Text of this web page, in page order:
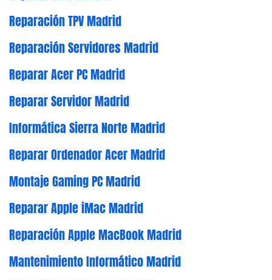
Reparación TPV Madrid
Reparación Servidores Madrid
Reparar Acer PC Madrid
Reparar Servidor Madrid
Informática Sierra Norte Madrid
Reparar Ordenador Acer Madrid
Montaje Gaming PC Madrid
Reparar Apple iMac Madrid
Reparación Apple MacBook Madrid
Mantenimiento Informático Madrid